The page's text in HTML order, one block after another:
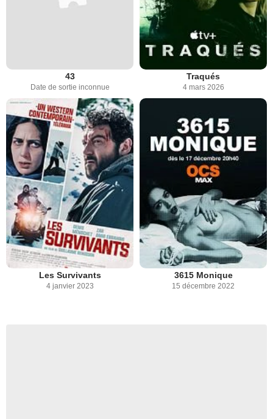
43
Date de sortie inconnue
Traqués
4 mars 2026
Les Survivants
4 janvier 2023
3615 Monique
15 décembre 2022